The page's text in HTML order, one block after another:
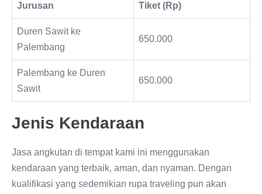
Jurusan Tiket (Rp)
Duren Sawit ke
Palembang
650.000
Palembang ke Duren
Sawit
650.000
Jenis Kendaraan
Jasa angkutan di tempat kami ini menggunakan
kendaraan yang terbaik, aman, dan nyaman. Dengan
kualifikasi yang sedemikian rupa traveling pun akan